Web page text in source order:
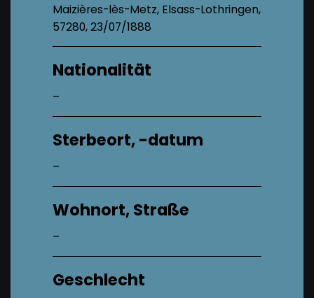
Maizières-lès-Metz, Elsass-Lothringen,
57280, 23/07/1888
Nationalität
–
Sterbeort, -datum
–
Wohnort, Straße
–
Geschlecht